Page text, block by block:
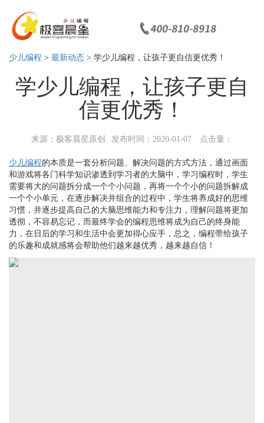
少儿编程 > 最新动态 > 学少儿编程，让孩子更自信更优秀！
学少儿编程，让孩子更自
信更优秀！
来源：极客晨星原创 发布时间：2020-01-07 点击量：
少儿编程的本质是一套分析问题、解决问题的方式方法，通过画面
和游戏将各门科学知识渗透到学习者的大脑中，学习编程时，学生
需要将大的问题拆分成一个个小问题，再将一个个小的问题拆解成
一个个小单元，在逐步解决并组合的过程中，学生将养成好的思维
习惯，并逐步提高自己的大脑思维能力和专注力，理解问题将更加
透彻，不容易忘记，而最终学会的编程思维将成为自己的终身能
力，在日后的学习和生活中会更加得心应手，总之，编程带给孩子
的乐趣和成就感将会帮助他们越来越优秀，越来越自信！